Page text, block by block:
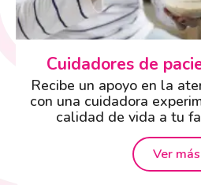
Cuidadores de
Recibe un apoyo en la
con una cuidadora
calidad de vida a tu
Ver más